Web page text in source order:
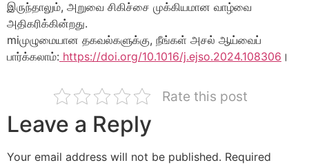
இருந்தாலும், அறுவை சிகிச்சை முக்கியமான வாழ்வை
அதிகரிக்கின்றது.
miமுழுமையான தகவல்களுக்கு, நீங்கள் அசல் ஆய்வைப்
பார்க்கலாம்: https://doi.org/10.1016/j.ejso.2024.108306 ।
Rate this post
Leave a Reply
Your email address will not be published. Required